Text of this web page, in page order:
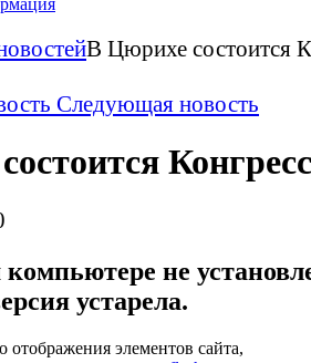
В Цюрихе состоится
Следующая новость
не
устарела.
отображения элементов сайта,